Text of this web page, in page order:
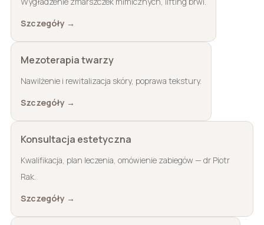
Szczegóły →
Mezoterapia twarzy
Nawilżenie i rewitalizacja skóry, poprawa tekstury.
Szczegóły →
Konsultacja estetyczna
Kwalifikacja, plan leczenia, omówienie zabiegów — dr Piotr
Rak.
Szczegóły →